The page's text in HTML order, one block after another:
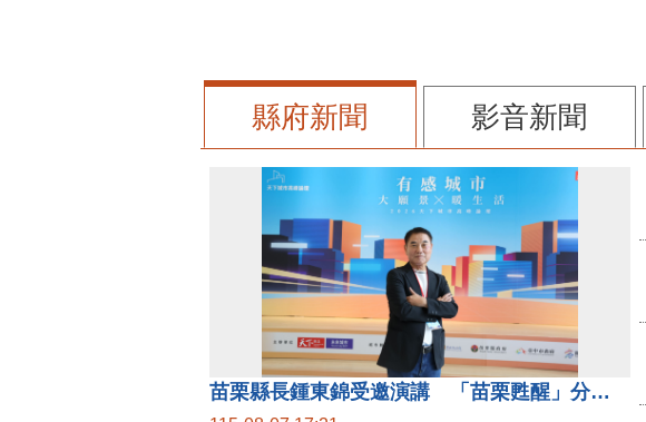
縣府新聞 影音新聞
苗栗縣長鍾東錦受邀演講 「苗栗甦醒」分享近年轉變